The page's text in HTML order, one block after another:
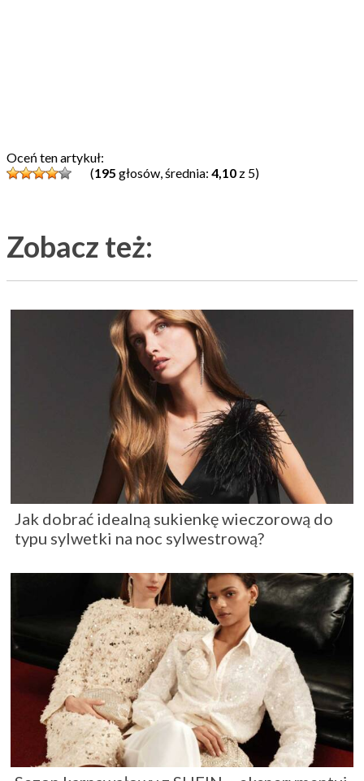
Oceń ten artykuł:
(195 głosów, średnia: 4,10 z 5)
Zobacz też:
Jak dobrać idealną sukienkę wieczorową do
typu sylwetki na noc sylwestrową?